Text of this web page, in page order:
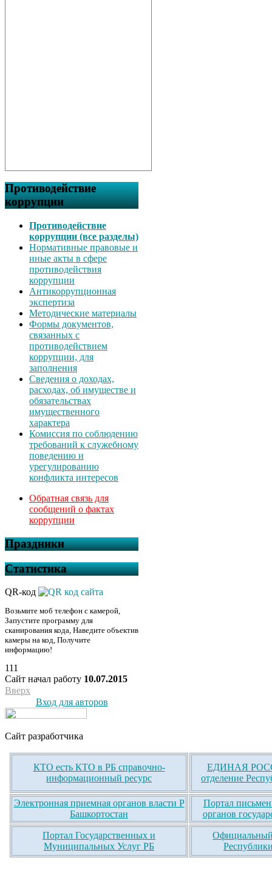
Противодействие
коррупции
Противодействие
коррупции (все разделы)
Нормативные правовые и
иные акты в сфере
противодействия
коррупции
Антикоррупционная
экспертиза
Методические материалы
Формы документов,
связанных с
противодействием
коррупции, для
заполнения
Сведения о доходах,
расходах, об имуществе и
обязательствах
имущественного
характера
Комиссия по соблюдению
требований к служебному
поведению и
урегулированию
конфликта интересов
Обратная связь для
сообщений о фактах
коррупции
Праздники
Статистика
QR-код
Возьмите моб телефон с камерой,
Запустите программу для
сканирования кода, Наведите объектив
камеры на код, Получите
информацию!
111
Сайт начал работу 10.07.2015
Вверх
Вход для авторов
Сайт разработчика
КТО есть КТО в РБ справочно-
информационный ресурс
ЕДИНАЯ
отделение
Электронная приемная органов власти Р
Башкортостан
Портал
органов
Портал Государственных и
Муниципальных Услуг РБ
Официальный